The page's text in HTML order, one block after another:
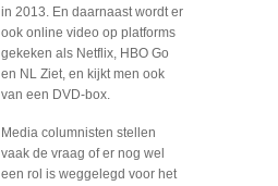
in 2013. En daarnaast wordt er
ook online video op platforms
gekeken als Netflix, HBO Go
en NL Ziet, en kijkt men ook
van een DVD-box.
Media columnisten stellen
vaak de vraag of er nog wel
een rol is weggelegd voor het